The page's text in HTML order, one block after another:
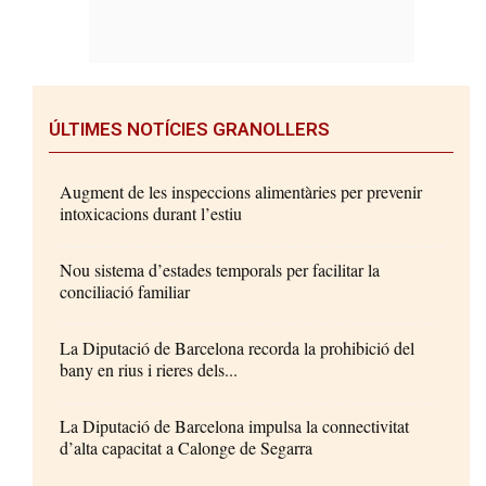
ÚLTIMES NOTÍCIES GRANOLLERS
Augment de les inspeccions alimentàries per prevenir
intoxicacions durant l’estiu
Nou sistema d’estades temporals per facilitar la
conciliació familiar
La Diputació de Barcelona recorda la prohibició del
bany en rius i rieres dels...
La Diputació de Barcelona impulsa la connectivitat
d’alta capacitat a Calonge de Segarra